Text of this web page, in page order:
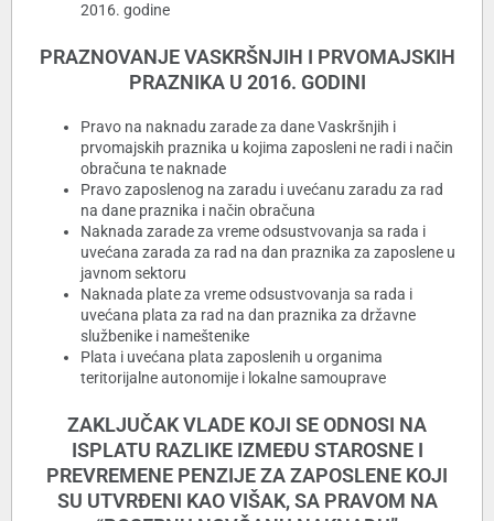
2016. godine
PRAZNOVANJE VASKRŠNJIH I PRVOMAJSKIH
PRAZNIKA U 2016. GODINI
Pravo na naknadu zarade za dane Vaskršnjih i
prvomajskih praznika u kojima zaposleni ne radi i način
obračuna te naknade
Pravo zaposlenog na zaradu i uvećanu zaradu za rad
na dane praznika i način obračuna
Naknada zarade za vreme odsustvovanja sa rada i
uvećana zarada za rad na dan praznika za zaposlene u
javnom sektoru
Naknada plate za vreme odsustvovanja sa rada i
uvećana plata za rad na dan praznika za državne
službenike i nameštenike
Plata i uvećana plata zaposlenih u organima
teritorijalne autonomije i lokalne samouprave
ZAKLJUČAK VLADE KOJI SE ODNOSI NA
ISPLATU RAZLIKE IZMEĐU STAROSNE I
PREVREMENE PENZIJE ZA ZAPOSLENE KOJI
SU UTVRĐENI KAO VIŠAK, SA PRAVOM NA